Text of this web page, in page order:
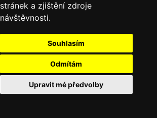
stránek a zjištění zdroje
návštěvnosti.
Souhlasím
Odmítám
Upravit mé předvolby